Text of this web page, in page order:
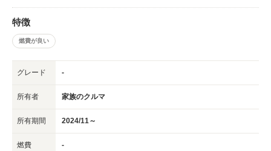
特徴
燃費が良い
グレード -
所有者 家族のクルマ
所有期間 2024/11～
燃費 -